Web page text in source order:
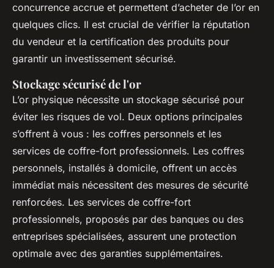
concurrence accrue et permettent d’acheter de l’or en
quelques clics. Il est crucial de vérifier la réputation
du vendeur et la certification des produits pour
garantir un investissement sécurisé.
Stockage sécurisé de l'or
L’or physique nécessite un stockage sécurisé pour
éviter les risques de vol. Deux options principales
s’offrent à vous : les coffres personnels et les
services de coffre-fort professionnels. Les coffres
personnels, installés à domicile, offrent un accès
immédiat mais nécessitent des mesures de sécurité
renforcées. Les services de coffre-fort
professionnels, proposés par des banques ou des
entreprises spécialisées, assurent une protection
optimale avec des garanties supplémentaires.